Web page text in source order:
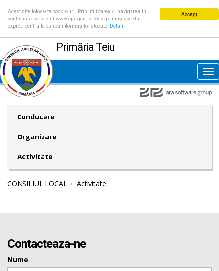
Accept
Acest site folosește cookie-uri. Prin utilizarea și navigarea în
continuare pe site-ul www.cjarges.ro, vă exprimați acordul
expres pentru folosirea informațiilor stocate.
Detalii
Primăria Teiu
Conducere
Organizare
Activitate
CONSILIUL LOCAL Activitate
Contacteaza-ne
Nume